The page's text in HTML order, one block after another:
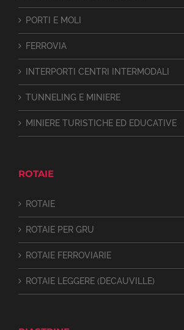
PORTI E MOLI
FERROVIA
INTERPORTI CENTRI INTERMODALI
TUNNELING E MINIERE
MINIERE TURISTICHE ED EDUCATIVE
ROTAIE
ROTAIE
ROTAIE PER GRU
ROTAIE FERROVIARIE
ROTAIE LEGGERE (DECAUVILLE)